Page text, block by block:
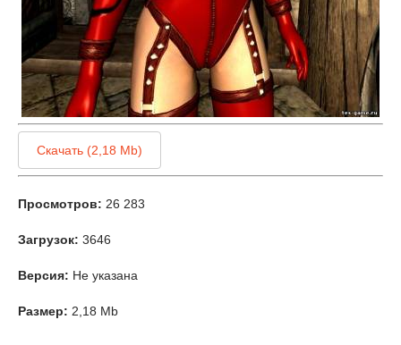
Скачать (2,18 Mb)
Просмотров: 26 283
Загрузок: 3646
Версия: Не указана
Размер: 2,18 Mb